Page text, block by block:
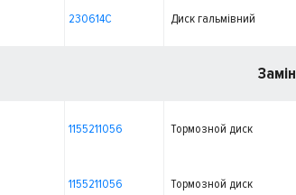
230614C Диск гальмівний
1155211056 Тормозной диск
1155211056 Тормозной диск